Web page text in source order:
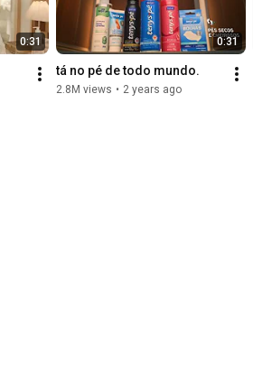
0:31 0:31
tá no pé de todo mundo.
2.8M views • 2 years ago